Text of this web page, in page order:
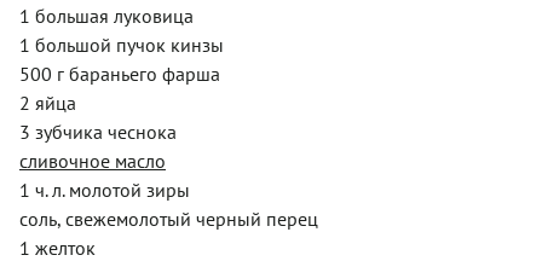
1 большая луковица
1 большой пучок кинзы
500 г бараньего фарша
2 яйца
3 зубчика чеснока
сливочное масло
1 ч. л. молотой зиры
соль, свежемолотый черный перец
1 желток